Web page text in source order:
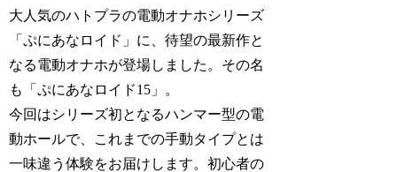
大人気のハトプラの電動オナホシリーズ
「ぷにあなロイド」に、待望の最新作と
なる電動オナホが登場しました。その名
も「ぷにあなロイド15」。
今回はシリーズ初となるハンマー型の電
動ホールで、これまでの手動タイプとは
一味違う体験をお届けします。初心者の